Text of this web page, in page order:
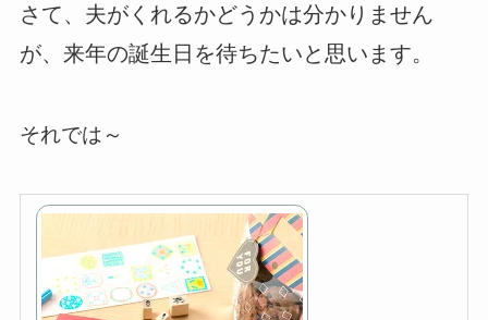
さて、夫がくれるかどうかは分かりません
が、来年の誕生日を待ちたいと思います。
それでは～